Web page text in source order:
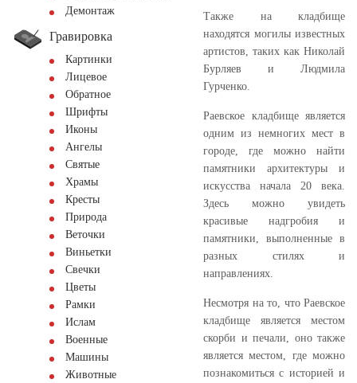
Демонтаж
Гравировка
Картинки
Лицевое
Обратное
Шрифты
Иконы
Ангелы
Святые
Храмы
Кресты
Природа
Веточки
Виньетки
Свечки
Цветы
Рамки
Ислам
Военные
Машины
Животные
Также на кладбище
находятся могилы известных
артистов, таких как Николай
Бурляев и Людмила
Гурченко.
Раевское кладбище является
одним из немногих мест в
городе, где можно найти
памятники архитектуры и
искусства начала 20 века.
Здесь можно увидеть
красивые надгробия и
памятники, выполненные в
разных стилях и
направлениях.
Несмотря на то, что Раевское
кладбище является местом
скорби и печали, оно также
является местом, где можно
познакомиться с историей и